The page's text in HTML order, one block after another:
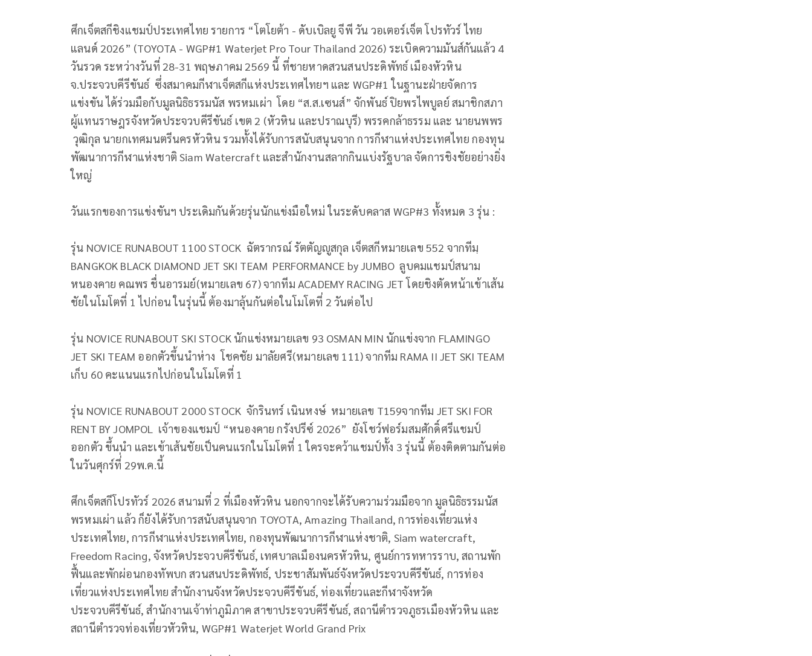
ศึกเจ็ตสกีชิงแชมป์ประเทศไทย รายการ “โตโยต้า - ดับเบิลยู จีพี วัน วอเตอร์เจ็ต โปรทัวร์ ไทย
แลนด์ 2026” (TOYOTA - WGP#1 Waterjet Pro Tour Thailand 2026) ระเบิดความมันส์กันแล้ว 4
วันรวด ระหว่างวันที่ 28-31 พฤษภาคม 2569 นี้ ที่ชายหาดสวนสนประดิพัทธ์ เมืองหัวหิน
จ.ประจวบคีรีขันธ์ ซึ่งสมาคมกีฬาเจ็ตสกีแห่งประเทศไทยฯ และ WGP#1 ในฐานะฝ่ายจัดการ
แข่งขัน ได้ร่วมมือกับมูลนิธิธรรมนัส พรหมเผ่า โดย “ส.ส.เซนส์” จักพันธ์ ปิยพรไพบูลย์ สมาชิกสภา
ผู้แทนราษฎรจังหวัดประจวบคีรีขันธ์ เขต 2 (หัวหิน และปราณบุรี) พรรคกล้าธรรม และ นายนพพร
วุฒิกุล นายกเทศมนตรีนครหัวหิน รวมทั้งได้รับการสนับสนุนจาก การกีฬาแห่งประเทศไทย กองทุน
พัฒนาการกีฬาแห่งชาติ Siam Watercraft และสำนักงานสลากกินแบ่งรัฐบาล จัดการชิงชัยอย่างยิ่ง
ใหญ่
วันแรกของการแข่งขันฯ ประเดิมกันด้วยรุ่นนักแข่งมือใหม่ ในระดับคลาส WGP#3 ทั้งหมด 3 รุ่น :
รุ่น NOVICE RUNABOUT 1100 STOCK ฉัตรากรณ์ รัตตัญญูสกุล เจ็ตสกีหมายเลข 552 จากทีมฺ
BANGKOK BLACK DIAMOND JET SKI TEAM PERFORMANCE by JUMBO ลูบคมแชมป์สนาม
หนองคาย คณพร ชื่นอารมย์(หมายเลข 67) จากทีม ACADEMY RACING JET โดยชิงตัดหน้าเข้าเส้น
ชัยในโมโตที่ 1 ไปก่อน ในรุ่นนี้ ต้องมาลุ้นกันต่อในโมโตที่ 2 วันต่อไป
รุ่น NOVICE RUNABOUT SKI STOCK นักแข่งหมายเลข 93 OSMAN MIN นักแข่งจาก FLAMINGO
JET SKI TEAM ออกตัวขึ้นนำห่าง โชคชัย มาลัยศรี(หมายเลข 111) จากทีม RAMA II JET SKI TEAM
เก็บ 60 คะแนนแรกไปก่อนในโมโตที่ 1
รุ่น NOVICE RUNABOUT 2000 STOCK จักรินทร์ เนินหงษ์ หมายเลข T159จากทีม JET SKI FOR
RENT BY JOMPOL เจ้าของแชมป์ “หนองคาย กรังปรีซ์ 2026” ยังโชว์ฟอร์มสมศักดิ์ศรีแชมป์
ออกตัว ขึ้นนำ และเข้าเส้นชัยเป็นคนแรกในโมโตที่ 1 ใครจะคว้าแชมป์ทั้ง 3 รุ่นนี้ ต้องติดตามกันต่อ
ในวันศุกร์ที่่ 29พ.ค.นี้
ศึกเจ็ตสกีโปรทัวร์ 2026 สนามที่ 2 ที่เมืองหัวหิน นอกจากจะได้รับความร่วมมือจาก มูลนิธิธรรมนัส
พรหมเผ่า แล้ว ก็ยังได้รับการสนับสนุนจาก TOYOTA, Amazing Thailand, การท่องเที่ยวแห่ง
ประเทศไทย, การกีฬาแห่งประเทศไทย, กองทุนพัฒนาการกีฬาแห่งชาติ, Siam watercraft,
Freedom Racing, จังหวัดประจวบคีรีขันธ์, เทศบาลเมืองนครหัวหิน, ศูนย์การทหารราบ, สถานพัก
ฟื้นและพักผ่อนกองทัพบก สวนสนประดิพัทธ์, ประชาสัมพันธ์จังหวัดประจวบคีรีขันธ์, การท่อง
เที่ยวแห่งประเทศไทย สำนักงานจังหวัดประจวบคีรีขันธ์, ท่องเที่ยวและกีฬาจังหวัด
ประจวบคีรีขันธ์, สำนักงานเจ้าท่าภูมิภาค สาขาประจวบคีรีขันธ์, สถานีตำรวจภูธรเมืองหัวหิน และ
สถานีตำรวจท่องเที่ยวหัวหิน, WGP#1 Waterjet World Grand Prix